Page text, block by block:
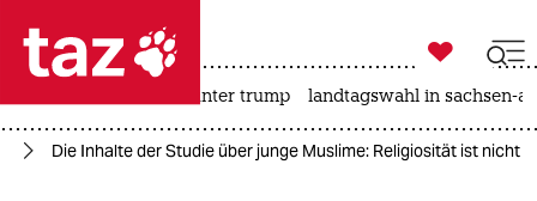
 taz zahl ich
taz zahl ich

taz zahl ich
usa unter trump landtagswahl in sachsen-
Die Inhalte der Studie über junge Muslime: Religiosität ist nicht